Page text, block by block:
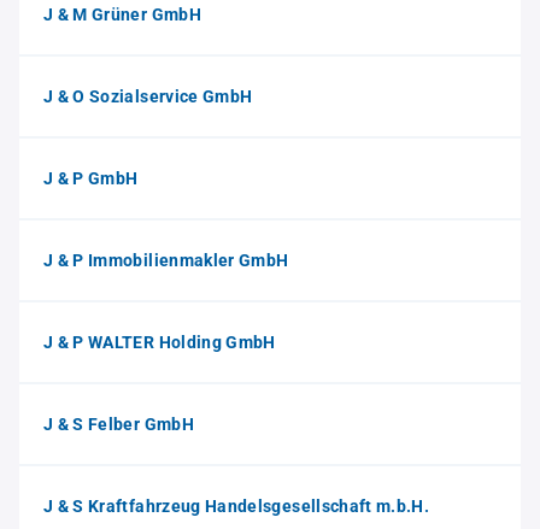
J & M Grüner GmbH
J & O Sozialservice GmbH
J & P GmbH
J & P Immobilienmakler GmbH
J & P WALTER Holding GmbH
J & S Felber GmbH
J & S Kraftfahrzeug Handelsgesellschaft m.b.H.